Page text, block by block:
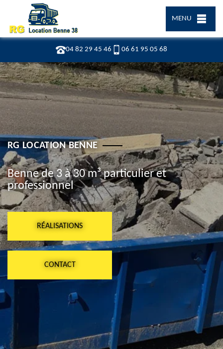
04 82 29 45 46 06 61 95 05 68
MENU
RG LOCATION BENNE
Benne de 3 à 30 m³ particulier et
professionnel
RÉALISATIONS
CONTACT